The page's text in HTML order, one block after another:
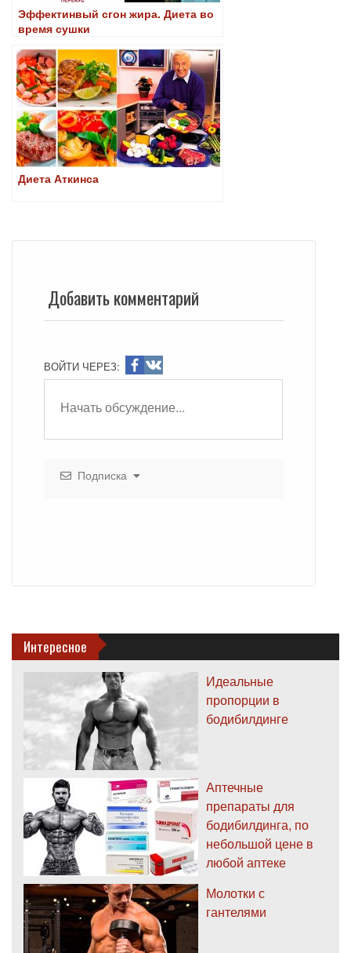
Эффектинвый сгон жира. Диета во
время сушки
Диета Аткинса
Добавить комментарий
ВОЙТИ ЧЕРЕЗ:
Подписка
Интересное
Идеальные
пропорции в
бодибилдинге
Аптечные
препараты для
бодибилдинга, по
небольшой цене в
любой аптеке
Молотки с
гантелями